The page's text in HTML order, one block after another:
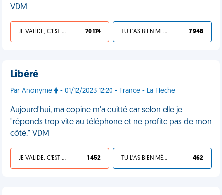
VDM
JE VALIDE, C'EST UNE VDM 70 174 TU L'AS BIEN MÉRITÉ 7 948
Libéré
Par Anonyme - 01/12/2023 12:20 - France - La Fleche
Aujourd'hui, ma copine m'a quitté car selon elle je
"réponds trop vite au téléphone et ne profite pas de mon
côté." VDM
JE VALIDE, C'EST UNE VDM 1 452 TU L'AS BIEN MÉRITÉ 462